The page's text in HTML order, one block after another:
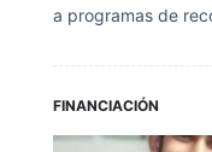
a programas de
FINANCIACIÓN